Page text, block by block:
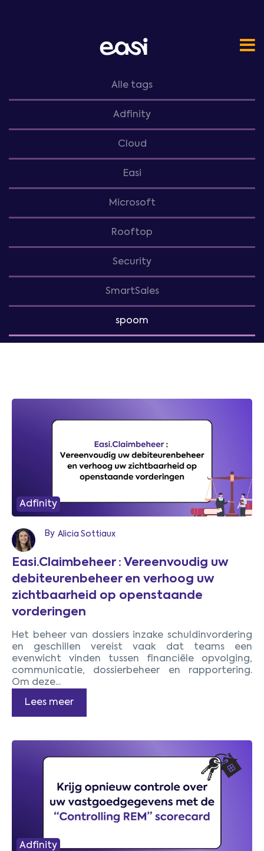
Alle tags
Adfinity
Cloud
Easi
Microsoft
Rooftop
Security
SmartSales
spoom
Adfinity
By Alicia Sottiaux
Easi.Claimbeheer : Vereenvoudig uw
debiteurenbeheer en verhoog uw
zichtbaarheid op openstaande
vorderingen
Het beheer van dossiers inzake schuldinvordering
en geschillen vereist vaak dat teams een
evenwicht vinden tussen financiële opvolging,
communicatie, dossierbeheer en rapportering.
Om deze...
Lees meer
Adfinity